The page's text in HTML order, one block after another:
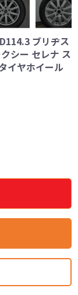
ブリヂス
シー セレナ ス
イヤホイール